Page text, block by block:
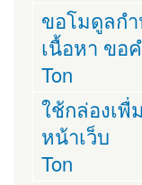
ขอโมดูลกำ
เนื้อหา ขอ
Ton
ใช้กล่องเพื่
หน้าเว็บ
Ton